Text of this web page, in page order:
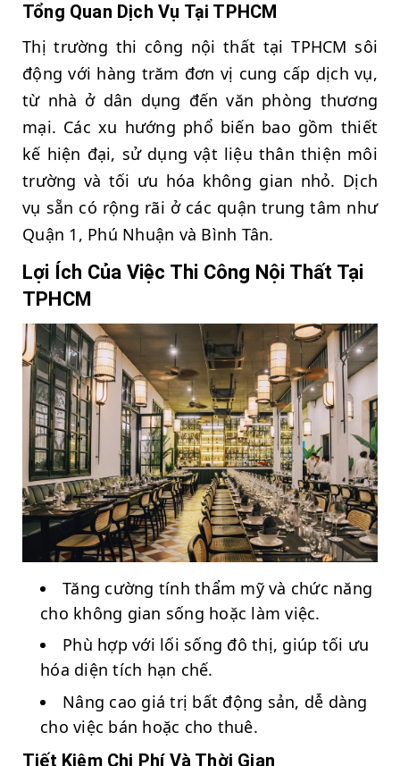
Tổng Quan Dịch Vụ Tại TPHCM
Thị trường thi công nội thất tại TPHCM sôi
động với hàng trăm đơn vị cung cấp dịch vụ,
từ nhà ở dân dụng đến văn phòng thương
mại. Các xu hướng phổ biến bao gồm thiết
kế hiện đại, sử dụng vật liệu thân thiện môi
trường và tối ưu hóa không gian nhỏ. Dịch
vụ sẵn có rộng rãi ở các quận trung tâm như
Quận 1, Phú Nhuận và Bình Tân.
Lợi Ích Của Việc Thi Công Nội Thất Tại
TPHCM
Tăng cường tính thẩm mỹ và chức năng
cho không gian sống hoặc làm việc.
Phù hợp với lối sống đô thị, giúp tối ưu
hóa diện tích hạn chế.
Nâng cao giá trị bất động sản, dễ dàng
cho việc bán hoặc cho thuê.
Tiết Kiệm Chi Phí Và Thời Gian